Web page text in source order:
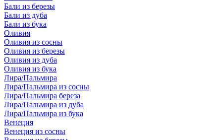
Бали из березы
Бали из дуба
Бали из бука
Оливия
Оливия из сосны
Оливия из березы
Оливия из дуба
Оливия из бука
Лира/Пальмира
Лира/Пальмира из сосны
Лира/Пальмира береза
Лира/Пальмира из дуба
Лира/Пальмира из бука
Венеция
Венеция из сосны